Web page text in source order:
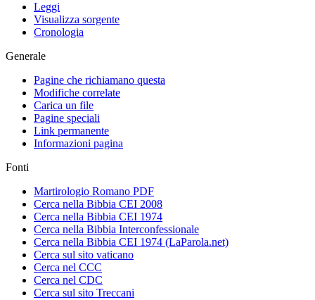
Leggi
Visualizza sorgente
Cronologia
Generale
Pagine che richiamano questa
Modifiche correlate
Carica un file
Pagine speciali
Link permanente
Informazioni pagina
Fonti
Martirologio Romano PDF
Cerca nella Bibbia CEI 2008
Cerca nella Bibbia CEI 1974
Cerca nella Bibbia Interconfessionale
Cerca nella Bibbia CEI 1974 (LaParola.net)
Cerca sul sito vaticano
Cerca nel CCC
Cerca nel CDC
Cerca sul sito Treccani